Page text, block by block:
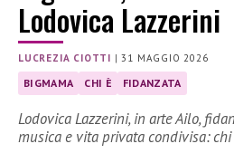
Lodovica Lazzerini
LUCREZIA CIOTTI |31 MAGGIO 2026
BIGMAMA CHI È FIDANZATA
Lodovica Lazzerini, in arte Ailo,
musica e vita privata condivisa: